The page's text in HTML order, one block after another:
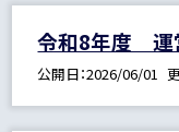
令和8年度 運
公開日 2026/06/01